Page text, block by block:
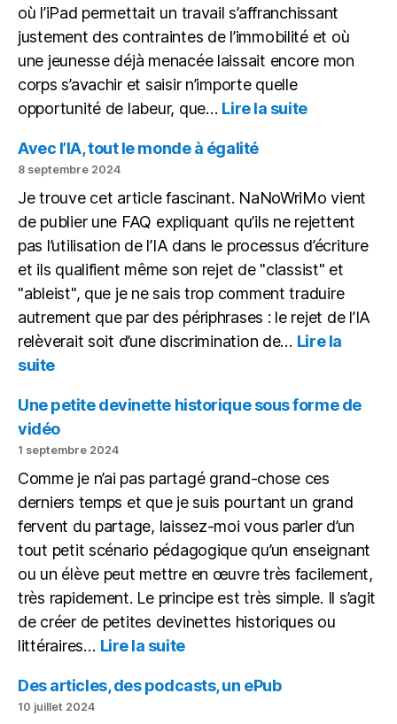
où l’iPad permettait un travail s’affranchissant
justement des contraintes de l’immobilité et où
une jeunesse déjà menacée laissait encore mon
corps s’avachir et saisir n’importe quelle
opportunité de labeur, que… Lire la suite:
Avec l’IA, tout le monde à égalité
8 septembre 2024
Je trouve cet article fascinant. NaNoWriMo vient
de publier une FAQ expliquant qu’ils ne rejettent
pas l’utilisation de l’IA dans le processus d’écriture
et ils qualifient même son rejet de "classist" et
"ableist", que je ne sais trop comment traduire
autrement que par des périphrases : le rejet de l’IA
relèverait soit d’une discrimination de… Lire la
suite:
l’IA,
tout
le
monde
à
égalité
Une petite devinette historique sous forme de
vidéo
1 septembre 2024
Comme je n’ai pas partagé grand-chose ces
derniers temps et que je suis pourtant un grand
fervent du partage, laissez-moi vous parler d’un
tout petit scénario pédagogique qu’un enseignant
ou un élève peut mettre en œuvre très facilement,
très rapidement. Le principe est très simple. Il s’agit
de créer de petites devinettes historiques ou
littéraires… Lire la suite:
petite
Des articles, des podcasts, un ePub
10 juillet 2024